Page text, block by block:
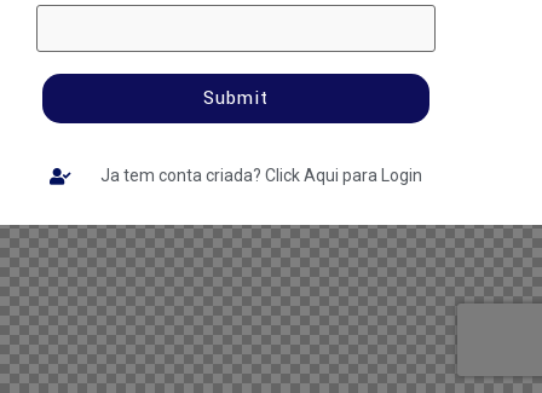
Submit
Ja tem conta criada? Click Aqui para Login